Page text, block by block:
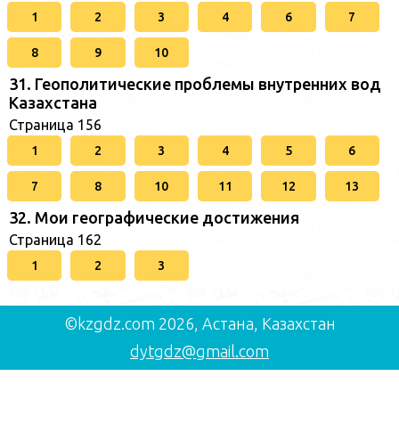
1 2 3 4 6 7
8 9 10
31. Геополитические проблемы внутренних вод
Казахстана
Страница 156
1 2 3 4 5 6
7 8 10 11 12 13
32. Мои географические достижения
Страница 162
1 2 3
©kzgdz.com 2026, Астана, Казахстан
dytgdz@gmail.com